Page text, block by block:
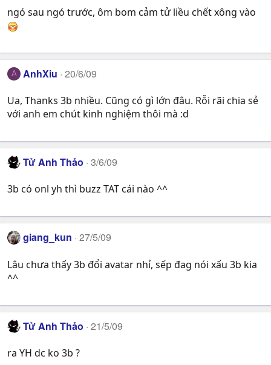
ngó sau ngó trước, ôm bom cảm tử liều chết xông vào
A AnhXiu 20/6/09
Ua, Thanks 3b nhiều. Cũng có gì lớn đâu. Rỗi rãi chia sẻ
với anh em chút kinh nghiệm thôi mà :d
Tử Anh Thảo 3/6/09
3b có onl yh thì buzz TAT cái nào ^^
giang_kun 27/5/09
Lâu chưa thấy 3b đổi avatar nhỉ, sếp đag nói xấu 3b kia
^^
Tử Anh Thảo 21/5/09
ra YH dc ko 3b ?